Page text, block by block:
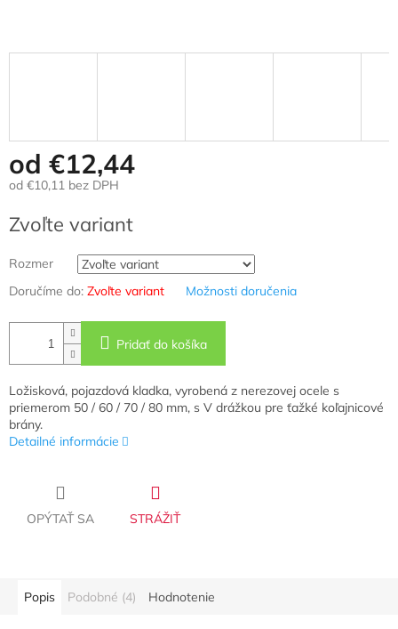
od €12,44
od €10,11 bez DPH
cena:
Zvoľte variant
Rozmer
Doručíme do: Zvoľte variant Možnosti doručenia
Pridať do košíka
Ložisková, pojazdová kladka, vyrobená z nerezovej ocele s
priemerom 50 / 60 / 70 / 80 mm, s V drážkou pre ťažké koľajnicové
brány.
Detailné informácie
OPÝTAŤ SA STRÁŽIŤ
Popis Podobné (4) Hodnotenie